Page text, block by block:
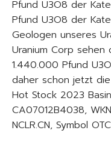
Pfund U3O8 der
Pfund U3O8 der
Geologen unseres
Uranium Corp
1.440.000 Pfund
daher schon jetzt
Hot Stock 2023
CA07012B4038,
NCLR.CN, Symbol